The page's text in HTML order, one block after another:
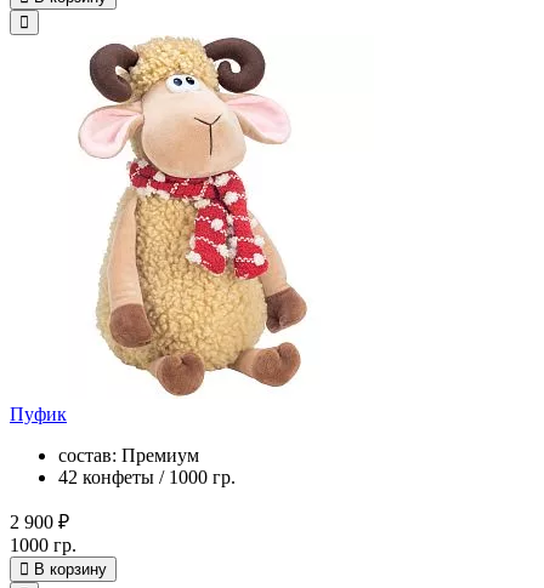
Пуфик
состав: Премиум
42 конфеты / 1000 гр.
2 900 ₽
1000 гр.
В корзину